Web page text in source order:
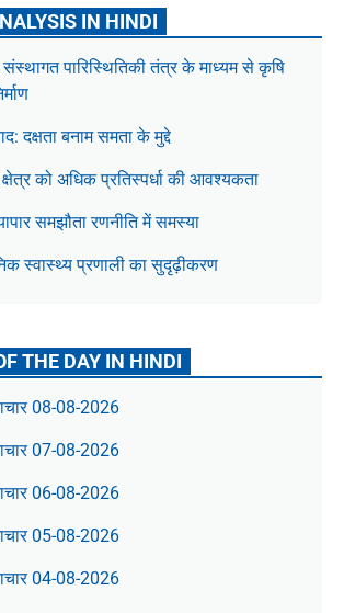
IN HINDI
पारिस्थितिकी तंत्र के माध्यम से कृषि
दक्षता बनाम समता के मुद्दे
क्षेत्र को अधिक प्रतिस्पर्धा की आवश्यकता
समझौता रणनीति में समस्या
स्वास्थ्य प्रणाली का सुदृढ़ीकरण
THE DAY IN HINDI
08-08-2026
07-08-2026
06-08-2026
05-08-2026
04-08-2026